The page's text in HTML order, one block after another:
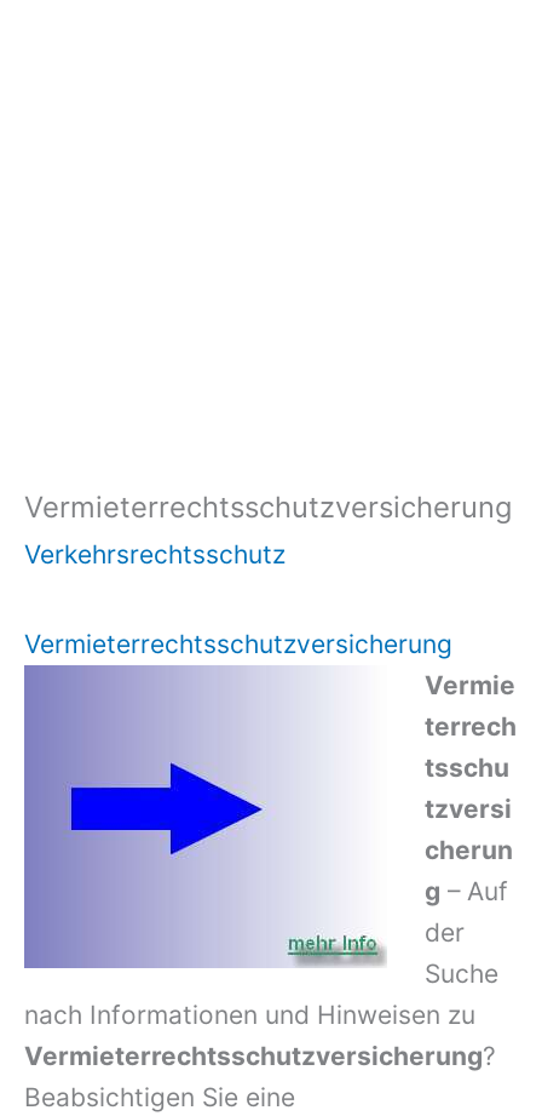
Vermieterrechtsschutzversicherung
Verkehrsrechtsschutz
Vermieterrechtsschutzversicherung
Vermie
terrech
tsschu
tzversi
cherun
g – Auf
der
Suche
nach Informationen und Hinweisen zu
Vermieterrechtsschutzversicherung?
Beabsichtigen Sie eine